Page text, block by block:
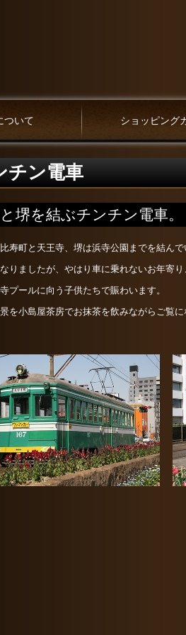
ついて ショッピング
チン電車
堺を結ぶチンチン電車。
寿町と天王寺、堺は浜寺公園までを結んで
りましたが、やはり車に乗れないお年寄
プールに向う子供たちで賑わいます。
を小島屋茶房でお抹茶を飲みながらご覧に